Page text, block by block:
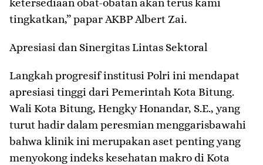
ketersediaan obat-obatan akan terus kami
tingkatkan,” papar AKBP Albert Zai.
​Apresiasi dan Sinergitas Lintas Sektoral
​Langkah progresif institusi Polri ini mendapat
apresiasi tinggi dari Pemerintah Kota Bitung.
Wali Kota Bitung, Hengky Honandar, S.E., yang
turut hadir dalam peresmian menggarisbawahi
bahwa klinik ini merupakan aset penting yang
menyokong indeks kesehatan makro di Kota